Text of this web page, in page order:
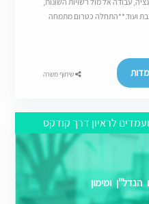
ועוד.**התחלה כטרום מתמחה
שיתוף משרה
לראיון דרך קודקס
ומימון